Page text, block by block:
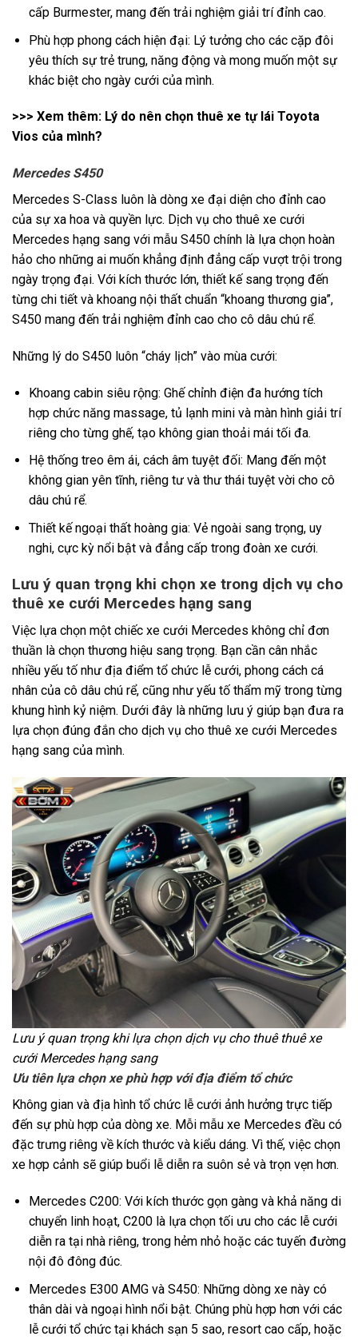
cấp Burmester, mang đến trải nghiệm giải trí đỉnh cao.
Phù hợp phong cách hiện đại: Lý tưởng cho các cặp đôi
yêu thích sự trẻ trung, năng động và mong muốn một sự
khác biệt cho ngày cưới của mình.
>>> Xem thêm: Lý do nên chọn thuê xe tự lái Toyota
Vios của mình?
Mercedes S450
Mercedes S-Class luôn là dòng xe đại diện cho đỉnh cao
của sự xa hoa và quyền lực. Dịch vụ cho thuê xe cưới
Mercedes hạng sang với mẫu S450 chính là lựa chọn hoàn
hảo cho những ai muốn khẳng định đẳng cấp vượt trội trong
ngày trọng đại. Với kích thước lớn, thiết kế sang trọng đến
từng chi tiết và khoang nội thất chuẩn “khoang thương gia”,
S450 mang đến trải nghiệm đỉnh cao cho cô dâu chú rể.
Những lý do S450 luôn “cháy lịch” vào mùa cưới:
Khoang cabin siêu rộng: Ghế chỉnh điện đa hướng tích
hợp chức năng massage, tủ lạnh mini và màn hình giải trí
riêng cho từng ghế, tạo không gian thoải mái tối đa.
Hệ thống treo êm ái, cách âm tuyệt đối: Mang đến một
không gian yên tĩnh, riêng tư và thư thái tuyệt vời cho cô
dâu chú rể.
Thiết kế ngoại thất hoàng gia: Vẻ ngoài sang trọng, uy
nghi, cực kỳ nổi bật và đẳng cấp trong đoàn xe cưới.
Lưu ý quan trọng khi chọn xe trong dịch vụ cho
thuê xe cưới Mercedes hạng sang
Việc lựa chọn một chiếc xe cưới Mercedes không chỉ đơn
thuần là chọn thương hiệu sang trọng. Bạn cần cân nhắc
nhiều yếu tố như địa điểm tổ chức lễ cưới, phong cách cá
nhân của cô dâu chú rể, cũng như yếu tố thẩm mỹ trong từng
khung hình kỷ niệm. Dưới đây là những lưu ý giúp bạn đưa ra
lựa chọn đúng đắn cho dịch vụ cho thuê xe cưới Mercedes
hạng sang của mình.
Lưu ý quan trọng khi lựa chọn dịch vụ cho thuê thuê xe
cưới Mercedes hạng sang
Ưu tiên lựa chọn xe phù hợp với địa điểm tổ chức
Không gian và địa hình tổ chức lễ cưới ảnh hưởng trực tiếp
đến sự phù hợp của dòng xe. Mỗi mẫu xe Mercedes đều có
đặc trưng riêng về kích thước và kiểu dáng. Vì thế, việc chọn
xe hợp cảnh sẽ giúp buổi lễ diễn ra suôn sẻ và trọn vẹn hơn.
Mercedes C200: Với kích thước gọn gàng và khả năng di
chuyển linh hoạt, C200 là lựa chọn tối ưu cho các lễ cưới
diễn ra tại nhà riêng, trong hẻm nhỏ hoặc các tuyến đường
nội đô đông đúc.
Mercedes E300 AMG và S450: Những dòng xe này có
thân dài và ngoại hình nổi bật. Chúng phù hợp hơn với các
lễ cưới tổ chức tại khách sạn 5 sao, resort cao cấp, hoặc